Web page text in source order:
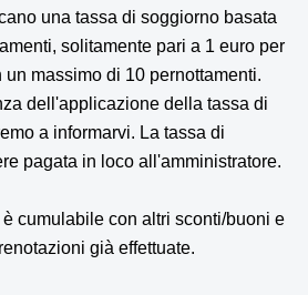
una tassa di soggiorno basata
solitamente pari a 1 euro per
massimo di 10 pernottamenti.
dell'applicazione della tassa di
a informarvi. La tassa di
pagata in loco all'amministratore.
cumulabile con altri sconti/buoni e
già effettuate.